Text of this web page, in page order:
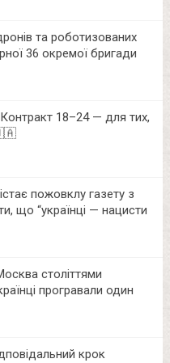
та роботизованих
36 окремої бригади
18–24 — для тих,
🇺🇦
пожовклу газету з
що “українці — нацисти
століттями
програвали один
крок